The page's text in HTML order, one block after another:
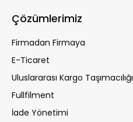
Çözümlerimiz
Firmadan Firmaya
E-Ticaret
Uluslararası Kargo Taşımacılığı
Fullfilment
İade Yönetimi